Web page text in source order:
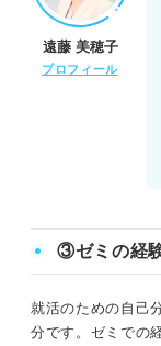
遠藤 美穂子
プロフィール
③ゼミの経
就活のための自己
分です。ゼミでの